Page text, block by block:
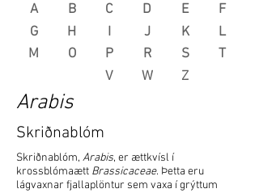
A B C D E
F
G
M
H
I
O
P
J
R
K
L
S
T
V
W Z
Arabis
Skriðnablóm
Skriðnablóm, Arabis, er ættkvísl í
krossblómaætt Brassicaceae. Þetta eru
lágvaxnar fjallaplöntur sem vaxa í grýttum